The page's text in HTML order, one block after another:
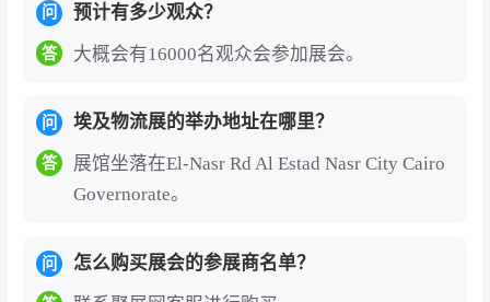
问 预计有多少观众？
答 大概会有16000名观众会参加展会。
问 埃及物流展的举办地址在哪里？
答
展馆坐落在El-Nasr Rd Al Estad Nasr City Cairo
Governorate。
问 怎么购买展会的参展商名单？